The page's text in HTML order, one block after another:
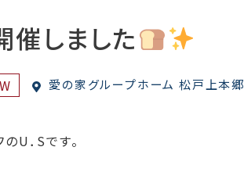
催しました
愛の家グループホーム 松戸上本郷
U．Sです。